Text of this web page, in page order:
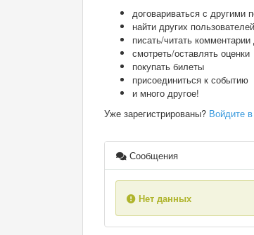
договариваться с другими
найти других
писать/читать
смотреть/оставлять оценки
покупать билеты
присоединиться к событию
и много другое!
Уже зарегистрированы? Войдите
Сообщения
Нет данных